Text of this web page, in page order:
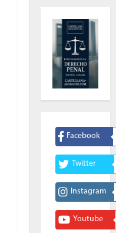
Facebook
Twitter
Instagram
Youtube